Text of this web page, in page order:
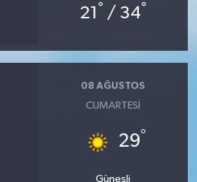
21 ° / 34°
08 AĞUSTOS
CUMARTESI
29°
Güneşli